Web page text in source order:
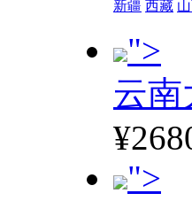
新疆 西藏
">
云南
">